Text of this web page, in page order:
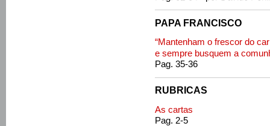
PAPA FRANCISCO
“Mantenham o frescor do
e sempre busquem a
Pag. 35-36
RUBRICAS
As cartas
Pag. 2-5